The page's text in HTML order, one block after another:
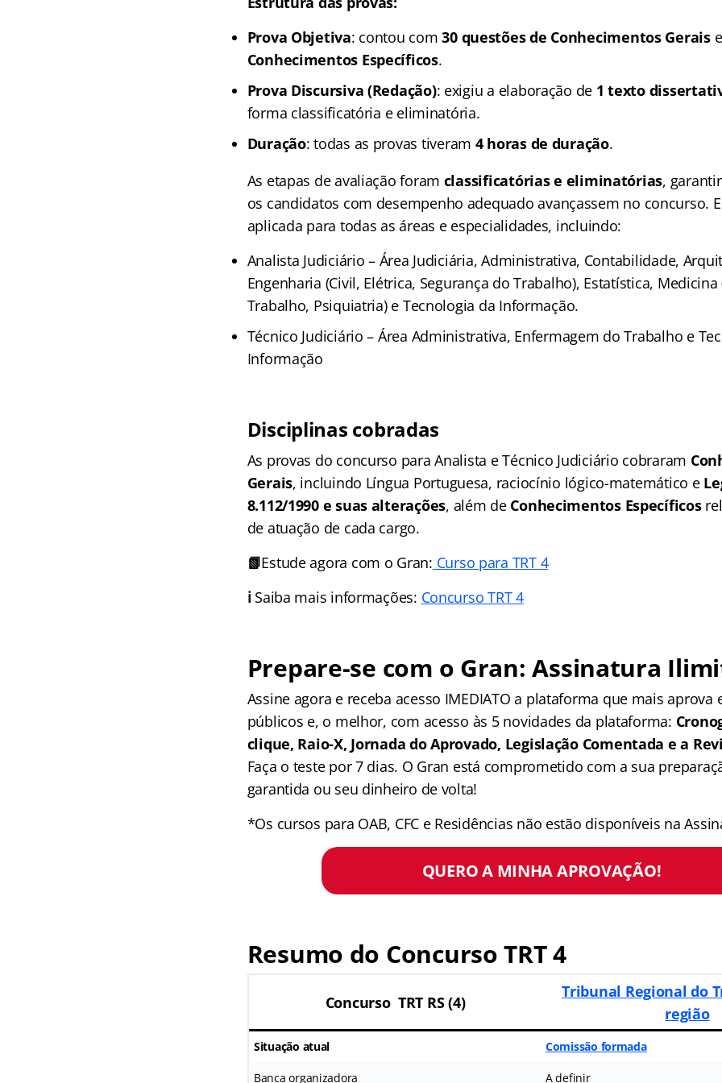
Prova Objetiva: contou com30 questões de Conhecimentos Gerais
Conhecimentos Específicos.
Prova Discursiva (Redação): exigiu a elaboração de 1 texto
forma classificatória e eliminatória.
Duração: todas as provas tiveram 4 horas de duração.
As etapas de avaliação foram classificatórias e eliminatórias,
os candidatos com desempenho adequado avançassem no concurso.
aplicada para todas as áreas e especialidades, incluindo:
Analista Judiciário – Área Judiciária, Administrativa, Contabilidade,
Engenharia (Civil, Elétrica, Segurança do Trabalho), Estatística,
Trabalho, Psiquiatria) e Tecnologia da Informação.
Técnico Judiciário – Área Administrativa, Enfermagem do Trabalho e
Informação
Disciplinas cobradas
As provas do concurso para Analista e Técnico Judiciário cobraram
Gerais, incluindo Língua Portuguesa, raciocínio lógico-matemático e
8.112/1990 e suas alterações, além de Conhecimentos Específicos
de atuação de cada cargo.
📗Estude agora com o Gran: Curso para TRT 4
ℹ️ Saiba mais informações: Concurso TRT 4
Prepare-se com o Gran: Assinatura
Assine agora e receba acesso IMEDIATO a plataforma que mais aprova
públicos e, o melhor, com acesso às 5 novidades da plataforma:
clique, Raio-X, Jornada do Aprovado, Legislação Comentada e a
Faça o teste por 7 dias. O Gran está comprometido com a sua
garantida ou seu dinheiro de volta!
*Os cursos para OAB, CFC e Residências não estão disponíveis na
QUERO A MINHA APROVAÇÃO!
Resumo do Concurso TRT 4
Concurso TRT RS (4)
Tribunal Regional do
região
Situação atual Comissão formada
Banca organizadora A definir